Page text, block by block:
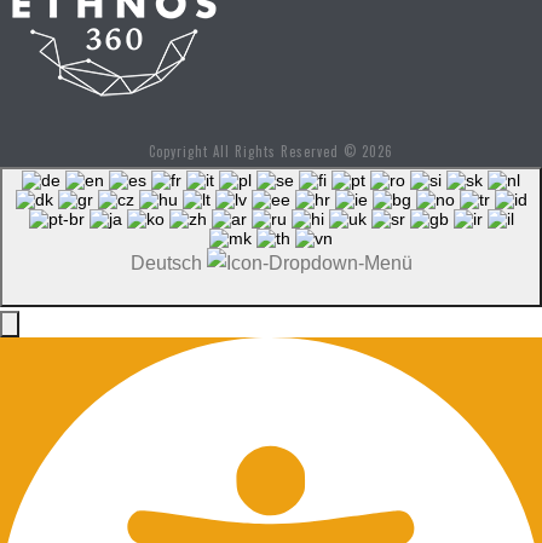
Copyright All Rights Reserved © 2026
Deutsch